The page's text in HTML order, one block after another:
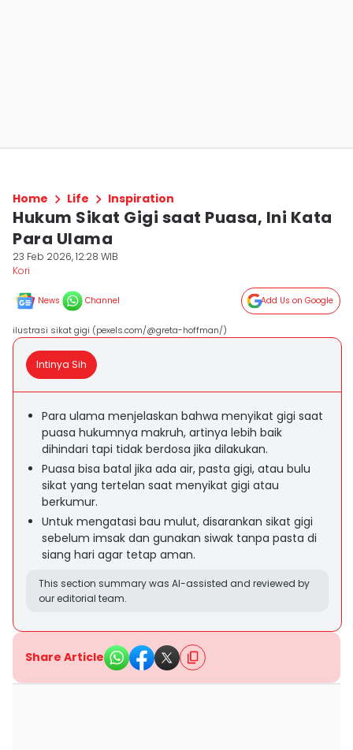
Home Life Inspiration
Hukum Sikat Gigi saat Puasa, Ini Kata
Para Ulama
23 Feb 2026, 12:28 WIB
Kori
News Channel Add Us on Google
ilustrasi sikat gigi (pexels.com/@greta-hoffman/)
Intinya Sih
Para ulama menjelaskan bahwa menyikat gigi saat
puasa hukumnya makruh, artinya lebih baik
dihindari tapi tidak berdosa jika dilakukan.
Puasa bisa batal jika ada air, pasta gigi, atau bulu
sikat yang tertelan saat menyikat gigi atau
berkumur.
Untuk mengatasi bau mulut, disarankan sikat gigi
sebelum imsak dan gunakan siwak tanpa pasta di
siang hari agar tetap aman.
This section summary was AI-assisted and reviewed by
our editorial team.
Share Article